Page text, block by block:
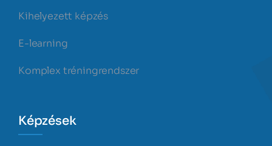
Kihelyezett képzés
E-learning
Komplex tréningrendszer
Képzések